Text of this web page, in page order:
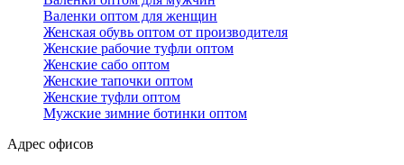
Валенки оптом для женщин
Женская обувь оптом от производителя
Женские рабочие туфли оптом
Женские сабо оптом
Женские тапочки оптом
Женские туфли оптом
Мужские зимние ботинки оптом
Адрес офисов